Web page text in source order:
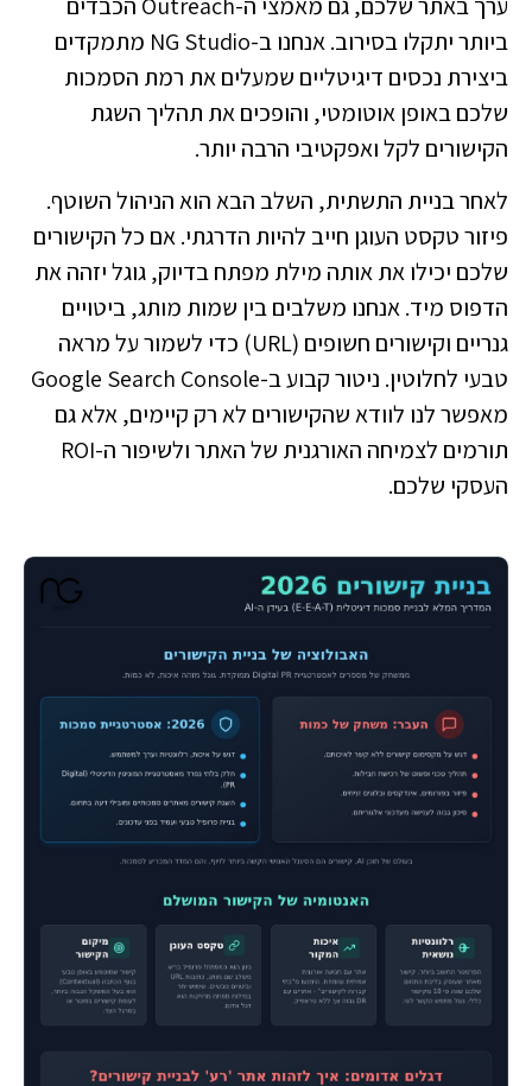
ביותר יתקלו בסירוב. אנחנו ב-NG Studio מתמקדים
ביצירת נכסים דיגיטליים שמעלים את רמת הסמכות
שלכם באופן אוטומטי, והופכים את תהליך השגת
הקישורים לקל ואפקטיבי הרבה יותר.
לאחר בניית התשתית, השלב הבא הוא הניהול השוטף.
פיזור טקסט העוגן חייב להיות הדרגתי. אם כל הקישורים
שלכם יכילו את אותה מילת מפתח בדיוק, גוגל יזהה את
הדפוס מיד. אנחנו משלבים בין שמות מותג, ביטויים
גנריים וקישורים חשופים (URL) כדי לשמור על מראה
טבעי לחלוטין. ניטור קבוע ב-Google Search Console
מאפשר לנו לוודא שהקישורים לא רק קיימים, אלא גם
תורמים לצמיחה האורגנית של האתר ולשיפור ה-ROI
העסקי שלכם.